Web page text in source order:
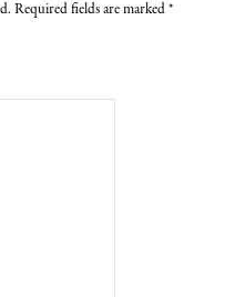
Required fields are marked *